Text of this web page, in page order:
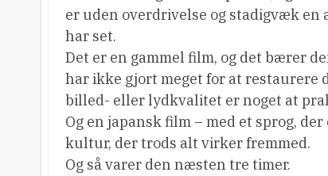
er uden overdrivelse og stadigvæk en
har set.
Det er en gammel film, og det bærer
har ikke gjort meget for at restaurere
billed- eller lydkvalitet er noget at prale
Og en japansk film – med et sprog,
kultur, der trods alt virker fremmed.
Og så varer den næsten tre timer.